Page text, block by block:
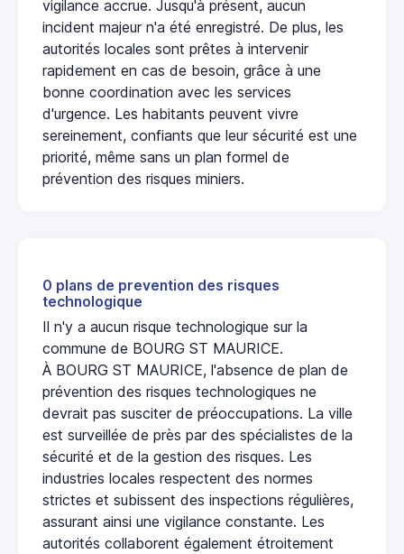
vigilance accrue. Jusqu'à présent, aucun
incident majeur n'a été enregistré. De plus, les
autorités locales sont prêtes à intervenir
rapidement en cas de besoin, grâce à une
bonne coordination avec les services
d'urgence. Les habitants peuvent vivre
sereinement, confiants que leur sécurité est une
priorité, même sans un plan formel de
prévention des risques miniers.
0 plans de prevention des risques
technologique
Il n'y a aucun risque technologique sur la
commune de BOURG ST MAURICE.
À BOURG ST MAURICE, l'absence de plan de
prévention des risques technologiques ne
devrait pas susciter de préoccupations. La ville
est surveillée de près par des spécialistes de la
sécurité et de la gestion des risques. Les
industries locales respectent des normes
strictes et subissent des inspections régulières,
assurant ainsi une vigilance constante. Les
autorités collaborent également étroitement